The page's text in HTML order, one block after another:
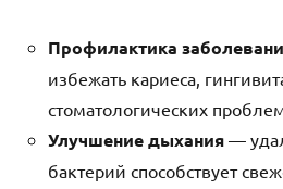
Профилактика
избежать кариеса,
стоматологических
Улучшение дыхания —
бактерий способствует